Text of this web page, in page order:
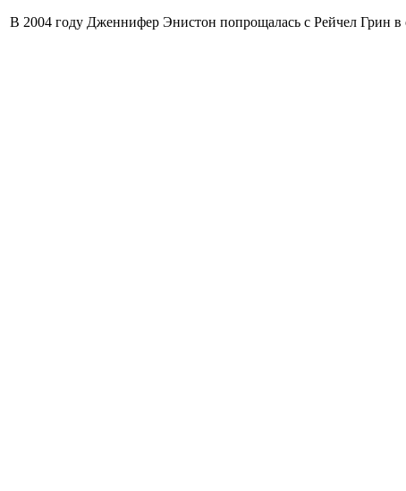
В 2004 году Дженнифер Энистон попрощалась с Рейчел Грин в